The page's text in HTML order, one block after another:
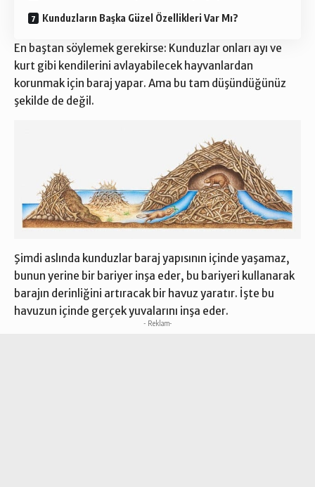
Kunduzların Başka Güzel Özellikleri Var Mı?
En baştan söylemek gerekirse: Kunduzlar onları ayı ve
kurt gibi kendilerini avlayabilecek hayvanlardan
korunmak için baraj yapar. Ama bu tam düşündüğünüz
şekilde de değil.
Şimdi aslında kunduzlar baraj yapısının içinde yaşamaz,
bunun yerine bir bariyer inşa eder, bu bariyeri kullanarak
barajın derinliğini artıracak bir havuz yaratır. İşte bu
havuzun içinde gerçek yuvalarını inşa eder.
- Reklam-